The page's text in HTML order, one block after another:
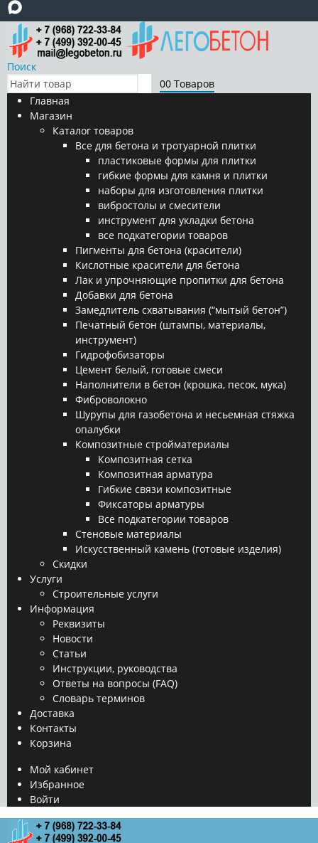
Поиск
00 Товаров
Главная
Магазин
Каталог товаров
Все для бетона и тротуарной плитки
пластиковые формы для плитки
гибкие формы для камня и плитки
наборы для изготовления плитки
вибростолы и смесители
инструмент для укладки бетона
все подкатегории товаров
Пигменты для бетона (красители)
Кислотные красители для бетона
Лак и упрочняющие пропитки для бетона
Добавки для бетона
Замедлитель схватывания (“мытый бетон”)
Печатный бетон (штампы, материалы,
инструмент)
Гидрофобизаторы
Цемент белый, готовые смеси
Наполнители в бетон (крошка, песок, мука)
Фиброволокно
Шурупы для газобетона и несьемная стяжка
опалубки
Композитные стройматериалы
Композитная сетка
Композитная арматура
Гибкие связи композитные
Фиксаторы арматуры
Все подкатегории товаров
Стеновые материалы
Искусственный камень (готовые изделия)
Скидки
Услуги
Строительные услуги
Информация
Реквизиты
Новости
Статьи
Инструкции, руководства
Ответы на вопросы (FAQ)
Словарь терминов
Доставка
Контакты
Корзина
Мой кабинет
Избранное
Войти